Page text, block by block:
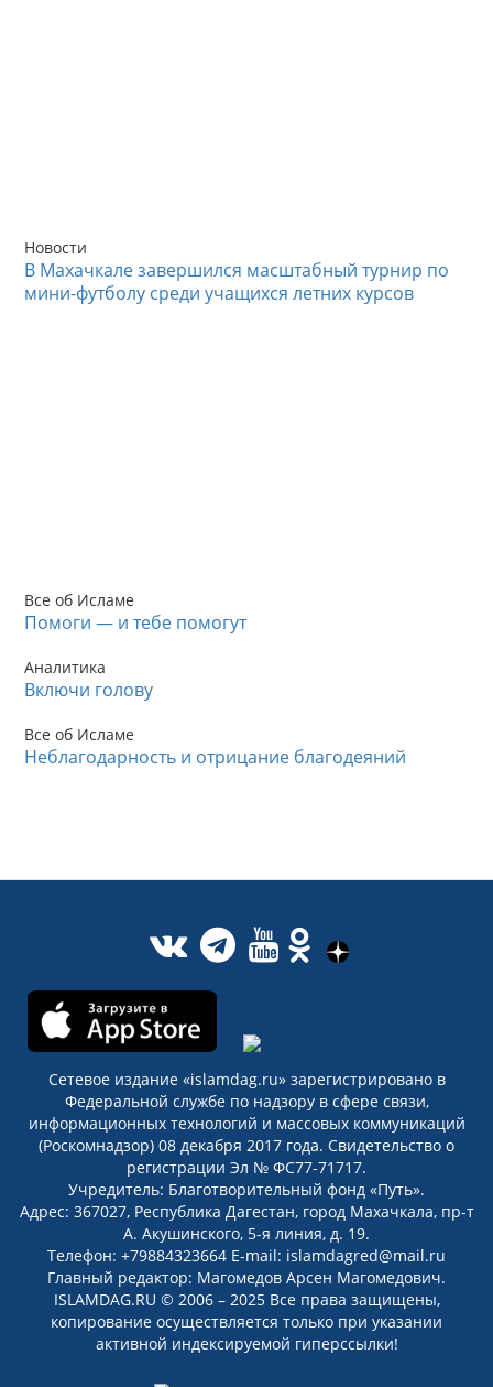
Новости
В Махачкале завершился масштабный турнир по
мини-футболу среди учащихся летних курсов
Все об Исламе
Помоги — и тебе помогут
Аналитика
Включи голову
Все об Исламе
Неблагодарность и отрицание благодеяний
Сетевое издание «islamdag.ru» зарегистрировано в
Федеральной службе по надзору в сфере связи,
информационных технологий и массовых коммуникаций
(Роскомнадзор) 08 декабря 2017 года. Свидетельство о
регистрации Эл № ФС77-71717.
Учредитель: Благотворительный фонд «Путь».
Адрес: 367027, Республика Дагестан, город Махачкала, пр-т
А. Акушинского, 5-я линия, д. 19.
Телефон: +79884323664 E-mail: islamdagred@mail.ru
Главный редактор: Магомедов Арсен Магомедович.
ISLAMDAG.RU © 2006 – 2025 Все права защищены,
копирование осуществляется только при указании
активной индексируемой гиперссылки!